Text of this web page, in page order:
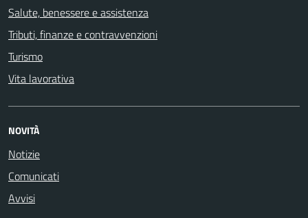
Salute, benessere e assistenza
Tributi, finanze e contravvenzioni
Turismo
Vita lavorativa
NOVITÀ
Notizie
Comunicati
Avvisi